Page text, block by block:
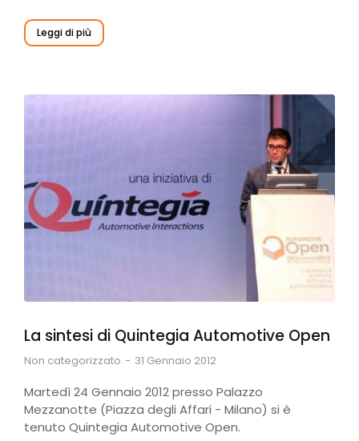
Leggi di più
La sintesi di Quintegia Automotive Open
Non categorizzato 31 Gennaio 2012
Martedì 24 Gennaio 2012 presso Palazzo
Mezzanotte (Piazza degli Affari - Milano) si è
tenuto Quintegia Automotive Open.